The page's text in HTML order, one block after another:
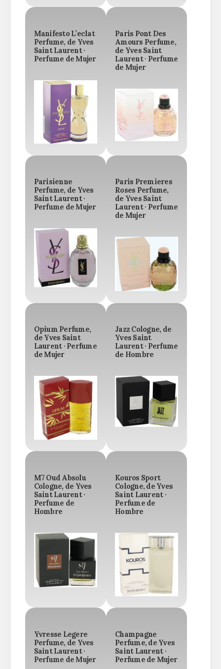
Manifesto L’eclat
Perfume, de Yves
Saint Laurent ·
Perfume de Mujer
Paris Pont Des
Amours Perfume,
de Yves Saint
Laurent · Perfume
de Mujer
Parisienne
Perfume, de Yves
Saint Laurent ·
Perfume de Mujer
Paris Premieres
Roses Perfume,
de Yves Saint
Laurent · Perfume
de Mujer
Opium Perfume,
de Yves Saint
Laurent · Perfume
de Mujer
Jazz Cologne, de
Yves Saint
Laurent · Perfume
de Hombre
M7 Oud Absolu
Cologne, de Yves
Saint Laurent ·
Perfume de
Hombre
Kouros Sport
Cologne, de Yves
Saint Laurent ·
Perfume de
Hombre
Yvresse Legere
Perfume, de Yves
Saint Laurent ·
Perfume de Mujer
Champagne
Perfume, de Yves
Saint Laurent ·
Perfume de Mujer